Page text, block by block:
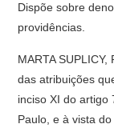
Dispõe sobre
providências.
MARTA
das atribuições
inciso XI do artigo
Paulo, e à vista